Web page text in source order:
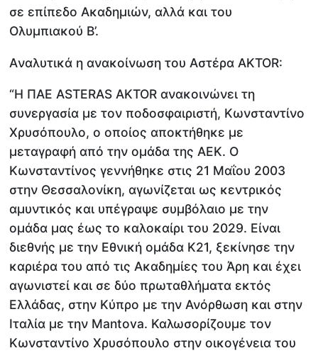
σε επίπεδο Ακαδημιών, αλλά και του
Ολυμπιακού Β’.
Aναλυτικά η ανακοίνωση του Αστέρα AKTOR:
“Η ΠΑΕ ASTERAS AKTOR ανακοινώνει τη
συνεργασία με τον ποδοσφαιριστή, Κωνσταντίνο
Χρυσόπουλο, ο οποίος αποκτήθηκε με
μεταγραφή από την ομάδα της ΑΕΚ. Ο
Κωνσταντίνος γεννήθηκε στις 21 Μαΐου 2003
στην Θεσσαλονίκη, αγωνίζεται ως κεντρικός
αμυντικός και υπέγραψε συμβόλαιο με την
ομάδα μας έως το καλοκαίρι του 2029. Είναι
διεθνής με την Εθνική ομάδα Κ21, ξεκίνησε την
καριέρα του από τις Ακαδημίες του Άρη και έχει
αγωνιστεί και σε δύο πρωταθλήματα εκτός
Ελλάδας, στην Κύπρο με την Ανόρθωση και στην
Ιταλία με την Mantova. Καλωσορίζουμε τον
Κωνσταντίνο Χρυσόπουλο στην οικογένεια του